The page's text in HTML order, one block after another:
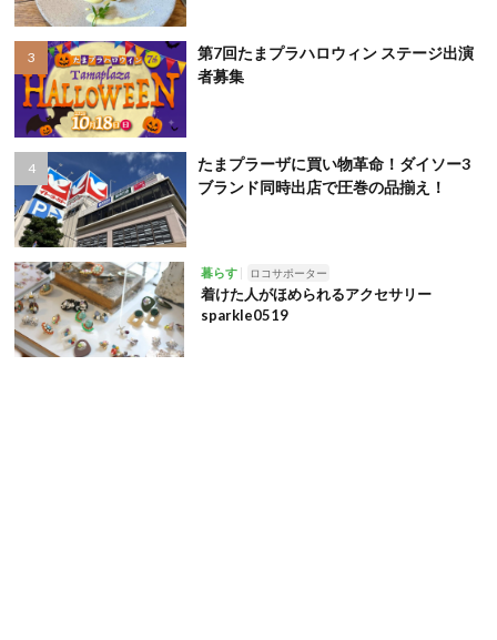
第7回たまプラハロウィン ステージ出演
者募集
たまプラーザに買い物革命！ダイソー3
ブランド同時出店で圧巻の品揃え！
暮らす ロコサポーター
着けた人がほめられるアクセサリー
sparkle0519